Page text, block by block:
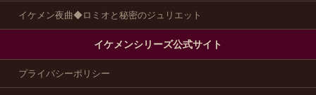
イケメン夜曲◆ロミオと秘密のジュリエット
イケメンシリーズ公式サイト
プライバシーポリシー